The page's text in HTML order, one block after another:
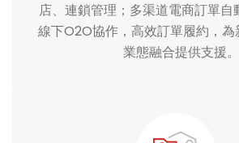
店、連鎖管理；多渠道電商訂單自
線下O2O協作，高效訂單履約，
業態融合提供支援。